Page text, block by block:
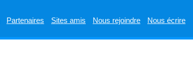
Partenaires Sites amis Nous rejoindre Nous écrire